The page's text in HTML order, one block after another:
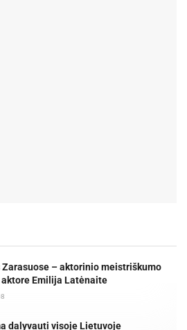
Zarasuose – aktorinio meistriškumo
aktore Emilija Latėnaite
dalyvauti visoje Lietuvoje